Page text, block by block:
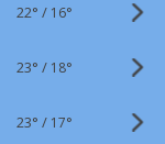
22° / 16°
23° / 18°
23° / 17°